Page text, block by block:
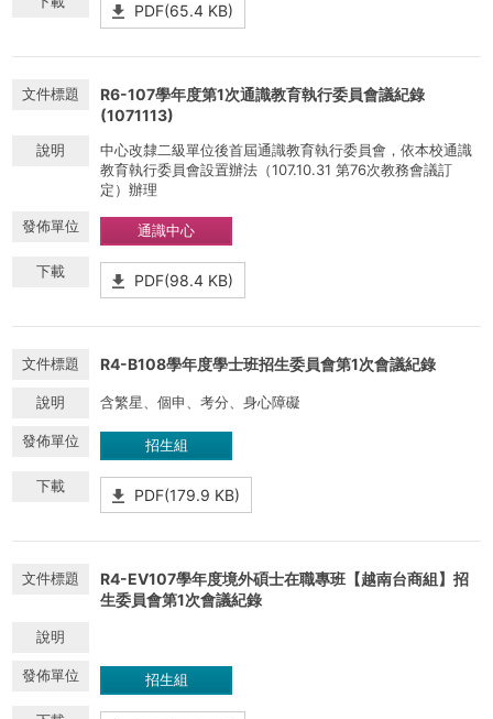
PDF(65.4 KB)
R6-107學年度第1次通識教育執行委員會議紀錄
(1071113)
中心改隸二級單位後首屆通識教育執行委員會，依本校通識
教育執行委員會設置辦法（107.10.31 第76次教務會議訂
定）辦理
通識中心
PDF(98.4 KB)
R4-B108學年度學士班招生委員會第1次會議紀錄
含繁星、個申、考分、身心障礙
招生組
PDF(179.9 KB)
R4-EV107學年度境外碩士在職專班【越南台商組】招
生委員會第1次會議紀錄
招生組